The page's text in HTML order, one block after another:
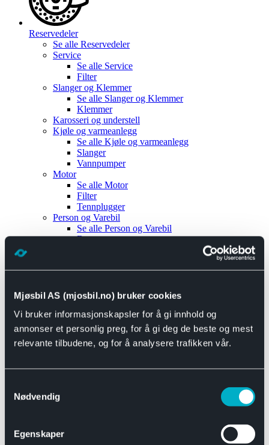
Mjøsbil AS (mjosbil.no) bruker cookies
Vi bruker informasjonskapsler for å gi innhold og
annonser et personlig preg, for å gi deg de beste og mest
relevante tilbudene, og for å analysere trafikken vår.
Nødvendig
Egenskaper
Reservedeler
Se alle Reservedeler
Service
Se alle Service
Filter
Slanger og Klemmer
Se alle Slanger og Klemmer
Klemmer
Karosseri og understell
Kjøle og varmeanlegg
Se alle Kjøle og varmeanlegg
Slanger
Vannpumper
Motor
Se alle Motor
Filter
Tennplugger
Person og Varebil
Se alle Person og Varebil
Brems
Motor og drivverk
Se alle Universal
Bremsedeler
Se alle Bremsedeler
Bremsenippler
Drivline og motor
Se alle Drivline og motor
Eksosanlegg